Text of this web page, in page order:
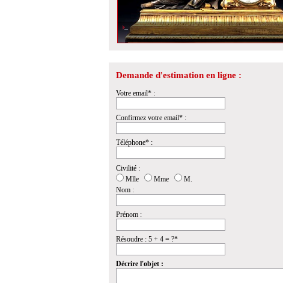
Une pendule pour Madame Geoffrin.
Demande d'estimation en ligne :
Votre email* :
Confirmez votre email* :
Téléphone* :
Civilité :
Mlle
Mme
M.
Nom :
Prénom :
Résoudre : 5 + 4 = ?*
Décrire l'objet :